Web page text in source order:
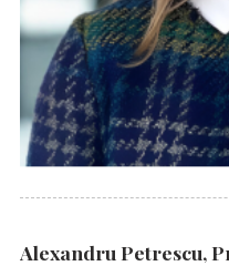
Alexandru Petrescu,